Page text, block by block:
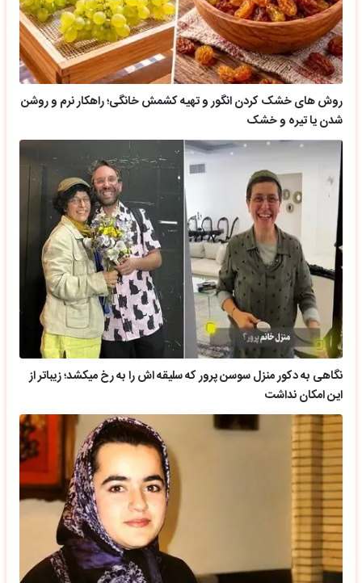
روش های خشک کردن انگور و تهیه کشمش خانگی؛ راهکار نرم و روشن
شدن یا تیره و خشک
نگاهی به دکور منزل سوسن پرور که سلیقه اش را به رخ میکشد؛ زیباتر از
این امکان نداشت